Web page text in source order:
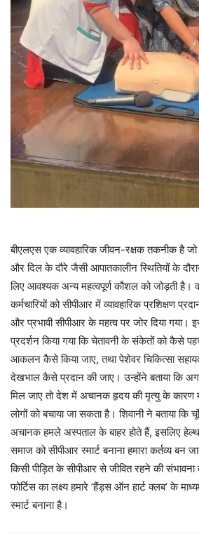
बीएलएस एक व्यावहारिक जीवन-रक्षक तकनीक है जो
और दिल के दौरे जैसी आपातकालीन स्थितियों के
लिए आवश्यक अन्य महत्वपूर्ण कौशल को जोड़ती है।
कर्मचारियों को सीपीआर में व्यावहारिक प्रशिक्षण
और प्रभावी सीपीआर के महत्व पर जोर दिया गया।
प्रदर्शन किया गया कि चेतावनी के संकेतों को कैसे
आकलन कैसे किया जाए, तथा पेशेवर चिकित्सा
देखभाल कैसे प्रदान की जाए। उन्होंने बताया कि
मिल जाए तो देश में अचानक हृदय की मृत्यु के कारण
लोगों को बचाया जा सकता है। शिवानी ने बताया
अचानक हमले अस्पताल के बाहर होते हैं, इसलिए
समाज को सीपीआर स्मार्ट बनाना हमारा कर्तव्य बन
किसी पीड़ित के सीपीआर से जीवित रहने की
फोर्टिस का लक्ष्य हमारे ’हैंड्स ऑन हार्ट क्लब’ के
स्मार्ट बनाना है।